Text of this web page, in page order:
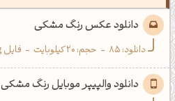
دانلود عکس رنگ مشکی
دانلود:85
- حجم: 20 کیلوبایت - فایل jpg
دانلود والپیپر موبایل رنگ مشکی